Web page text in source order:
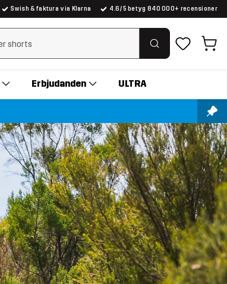
Swish & faktura via Klarna 4.6/5 betyg 840 000+ recensioner
Erbjudanden ULTRA